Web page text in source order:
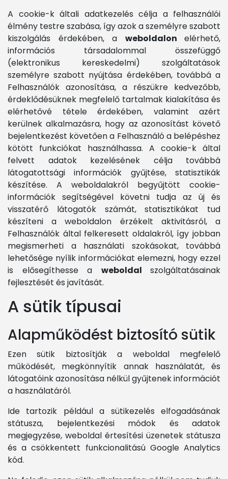
A cookie-k általi adatkezelés célja a felhasználói
élmény testre szabása, így azok a személyre szabott
kiszolgálás érdekében, a weboldalon elérhető,
információs társadalommal összefüggő
(elektronikus kereskedelmi) szolgáltatások
személyre szabott nyújtása érdekében, továbbá a
Felhasználók azonosítása, a részükre kedvezőbb,
érdeklődésüknek megfelelő tartalmak kialakítása és
elérhetővé tétele érdekében, valamint azért
kerülnek alkalmazásra, hogy az azonosítást követő
bejelentkezést követően a Felhasználó a belépéshez
kötött funkciókat használhassa. A cookie-k által
felvett adatok kezelésének célja továbbá
látogatottsági információk gyűjtése, statisztikák
készítése. A weboldalakról begyűjtött cookie-
információk segítségével követni tudja az új és
visszatérő látogatók számát, statisztikákat tud
készíteni a weboldalon érzékelt aktivitásról, a
Felhasználók által felkeresett oldalakról, így jobban
megismerheti a használati szokásokat, továbbá
lehetősége nyílik információkat elemezni, hogy ezzel
is elősegíthesse a weboldal szolgáltatásainak
fejlesztését és javítását.
A sütik típusai
Alapműködést biztosító sütik
Ezen sütik biztosítják a weboldal megfelelő
működését, megkönnyítik annak használatát, és
látogatóink azonosítása nélkül gyűjtenek információt
a használatáról.
Ide tartozik például a sütikezelés elfogadásának
státusza, bejelentkezési módok és adatok
megjegyzése, weboldal értesítési üzenetek státusza
és a csökkentett funkcionalitású Google Analytics
kód.